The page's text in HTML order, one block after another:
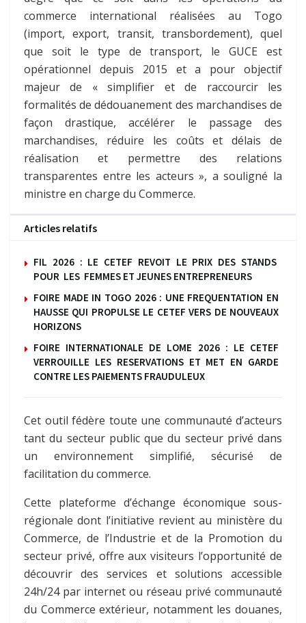
commerce international réalisées au Togo
(import, export, transit, transbordement), quel
que soit le type de transport, le GUCE est
opérationnel depuis 2015 et a pour objectif
majeur de « simplifier et de raccourcir les
formalités de dédouanement des marchandises de
façon drastique, accélérer le passage des
marchandises, réduire les coûts et délais de
réalisation et permettre des relations
transparentes entre les acteurs », a souligné la
ministre en charge du Commerce.
Articles relatifs
FIL 2026 : LE CETEF REVOIT LE PRIX DES STANDS
POUR LES FEMMES ET JEUNES ENTREPRENEURS
FOIRE MADE IN TOGO 2026 : UNE FREQUENTATION EN
HAUSSE QUI PROPULSE LE CETEF VERS DE NOUVEAUX
HORIZONS
FOIRE INTERNATIONALE DE LOME 2026 : LE CETEF
VERROUILLE LES RESERVATIONS ET MET EN GARDE
CONTRE LES PAIEMENTS FRAUDULEUX
Cet outil fédère toute une communauté d’acteurs
tant du secteur public que du secteur privé dans
un environnement simplifié, sécurisé de
facilitation du commerce.
Cette plateforme d’échange économique sous-
régionale dont l’initiative revient au ministère du
Commerce, de l’Industrie et de la Promotion du
secteur privé, offre aux visiteurs l’opportunité de
découvrir des services et solutions accessible
24h/24 par internet ou réseau privé communauté
du Commerce extérieur, notamment les douanes,